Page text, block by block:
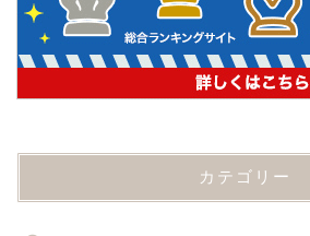
カテゴリー